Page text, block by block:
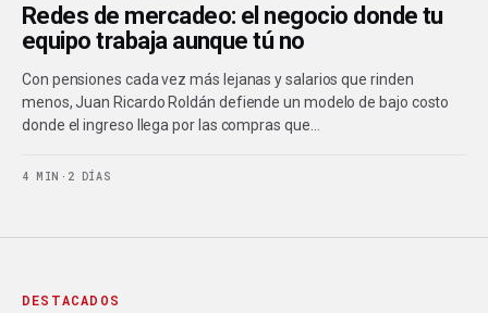
Redes de mercadeo: el negocio donde tu
equipo trabaja aunque tú no
Con pensiones cada vez más lejanas y salarios que rinden
menos, Juan Ricardo Roldán defiende un modelo de bajo costo
donde el ingreso llega por las compras que…
4 MIN · 2 DÍAS
DESTACADOS